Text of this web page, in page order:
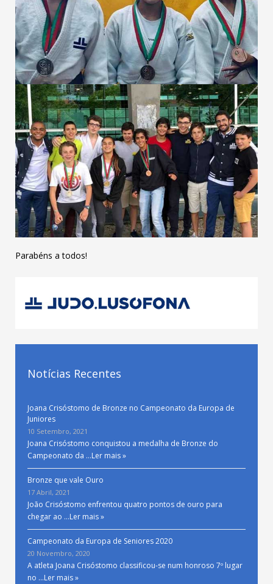
Parabéns a todos!
Notícias Recentes
Joana Crisóstomo de Bronze no Campeonato da Europa de
Juniores
10 Setembro, 2021
Joana Crisóstomo conquistou a medalha de Bronze do
Campeonato da …Ler mais »
Bronze que vale Ouro
17 Abril, 2021
João Crisóstomo enfrentou quatro pontos de ouro para
chegar ao …Ler mais »
Campeonato da Europa de Seniores 2020
20 Novembro, 2020
A atleta Joana Crisóstomo classificou-se num honroso 7º lugar
no …Ler mais »